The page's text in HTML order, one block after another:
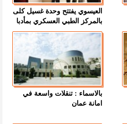
العيسوي يفتتح وحدة غسيل كلى
بالمركز الطبي العسكري بمأدبا
بالاسماء : تنقلات واسعة في
امانة عمان